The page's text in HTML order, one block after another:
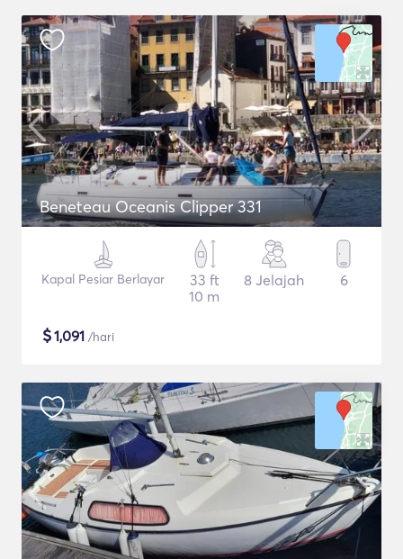
Beneteau Oceanis Clipper 331
Kapal Pesiar Berlayar
33 ft
10 m
8 Jelajah 6
$1,091 /hari